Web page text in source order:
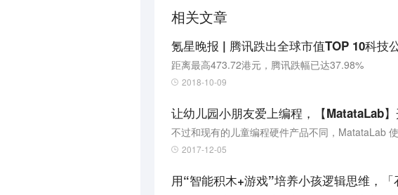
相关文章
距离最高473.72港元，腾讯跌幅已达37.98%
2018-10-09
让幼儿园小朋友爱上编程，【MatataLab
不过和现有的儿童编程硬件产品不同，MatataLab
2017-12-05
用“智能积木+游戏”培养小孩逻辑思维，